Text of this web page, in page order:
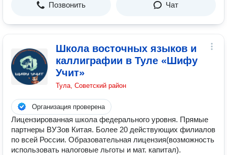
Позвонить Чат
Школа восточных языков и
каллиграфии в Туле «Шифу
Учит»
Тула, Советский район
Организация проверена
Лицензированная школа федерального уровня. Прямые
партнеры ВУЗов Китая. Более 20 действующих филиалов
по всей России. Образовательная лицензия(возможность
использовать налоговые льготы и мат. капитал).